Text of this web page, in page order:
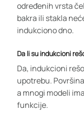
određenih vrsta
bakra ili stakla
indukciono dno.
Da li su indukcioni
Da, indukcioni
upotrebu.
a mnogi modeli
funkcije.